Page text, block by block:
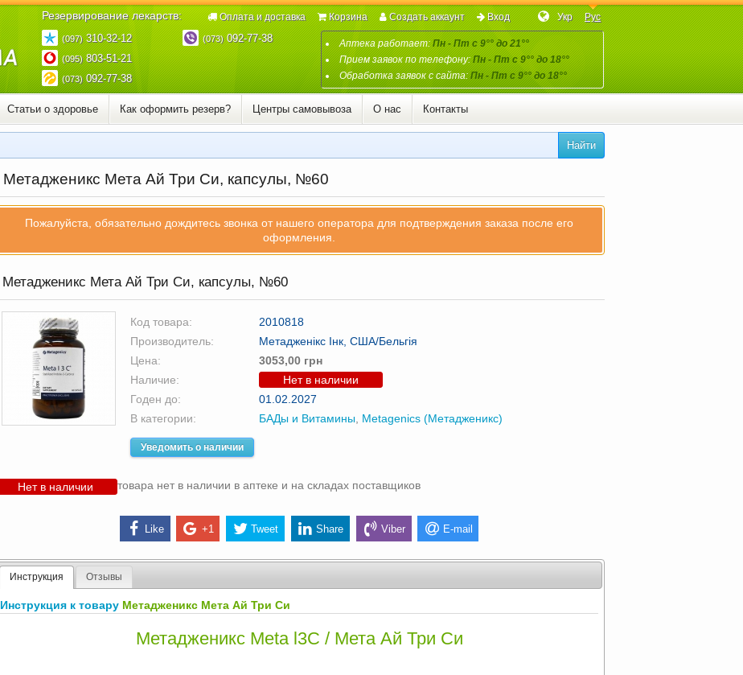
Резервирование лекарств:
(097)310-32-12
(095)803-51-21
(073)092-77-38
(073)092-77-38 Аптека работает:Пн - Пт с 9°° до 21°°
Прием заявок по телефону:Пн - Пт с 9°° до 18°°
Обработка заявок с сайта:Пн - Пт с 9°° до 18°°
Укр Рус
Оплата и доставка Корзина Создать аккаунт Вход
Статьи о здоровье Как оформить резерв? Центры самовывоза О нас Контакты
Найти
Метадженикс Мета Ай Три Си, капсулы, №60
Пожалуйста, обязательно дождитесь звонка от нашего оператора для подтверждения заказа после его
оформления.
Метадженикс Мета Ай Три Си, капсулы, №60
Код товара:
2010818
Производитель:
Метадженікс Інк, США/Бельгія
Цена:
3053,00 грн
Наличие:
Нет в наличии
Годен до:
01.02.2027
В категории:
БАДы и Витамины Metagenics (Метадженикс)
Уведомить о наличии
Нет в наличии товара нет в наличии в аптеке и на складах поставщиков
Like +1 Tweet Share Viber E-mail
Инструкция Отзывы
Инструкция к товару Метадженикс Мета Ай Три Си
Метадженикс Meta l3C / Мета Ай Три Си